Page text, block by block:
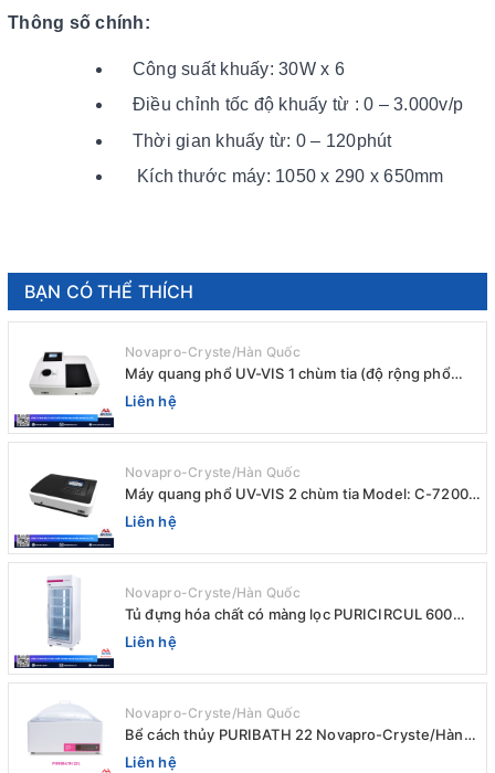
Thông số chính:
Công suất khuấy: 30W x 6
Điều chỉnh tốc độ khuấy từ : 0 – 3.000v/p
Thời gian khuấy từ: 0 – 120phút
Kích thước máy: 1050 x 290 x 650mm
BẠN CÓ THỂ THÍCH
Novapro-Cryste/Hàn Quốc
Máy quang phổ UV-VIS 1 chùm tia (độ rộng phổ
4nm) E-1000UV / Peak
Liên hệ
Novapro-Cryste/Hàn Quốc
Máy quang phổ UV-VIS 2 chùm tia Model: C-7200 /
Peak
Liên hệ
Novapro-Cryste/Hàn Quốc
Tủ đựng hóa chất có màng lọc PURICIRCUL 600
AIRTIGHT Novapro-Cryste/Hàn Quốc
Liên hệ
Novapro-Cryste/Hàn Quốc
Bể cách thủy PURIBATH 22 Novapro-Cryste/Hàn
Quốc
Liên hệ